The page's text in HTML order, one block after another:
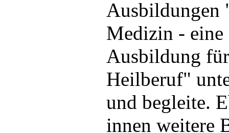
Ausbildungen
Medizin - eine
Ausbildung
Heilberuf"
und begleite.
innen weitere